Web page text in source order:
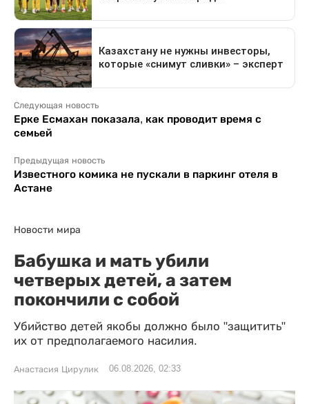
Следующая новость
Ерке Есмахан показала, как проводит время с
семьей
Предыдущая новость
Известного комика не пускали в паркинг отеля в
Астане
Новости мира
Бабушка и мать убили
четверых детей, а затем
покончили с собой
Убийство детей якобы должно было "защитить"
их от предполагаемого насилия.
Анастасия Цирулик 06.08.2026, 02:33